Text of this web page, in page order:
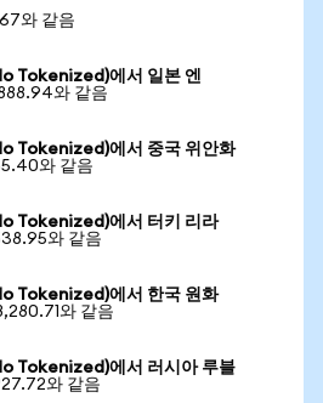
와 같음
Tokenized)에서 일본 엔
와 같음
Tokenized)에서 중국 위안화
와 같음
Tokenized)에서 터키 리라
와 같음
Tokenized)에서 한국 원화
와 같음
Tokenized)에서 러시아 루블
와 같음